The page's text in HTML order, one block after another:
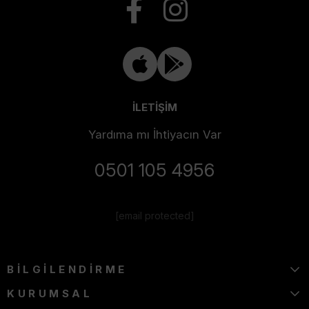
İLETİŞİM
Yardıma mı İhtiyacın Var
0501 105 4956
[email protected]
BİLGİLENDİRME
KURUMSAL